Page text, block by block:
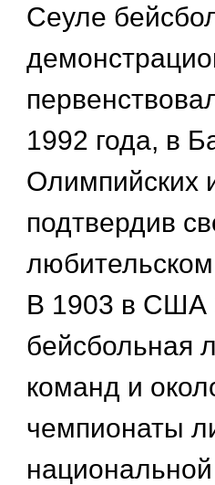
Сеуле
1992 года, в
Олимпийских
подтвердив
В 1903 в США
бейсбольная
команд и
чемпионаты